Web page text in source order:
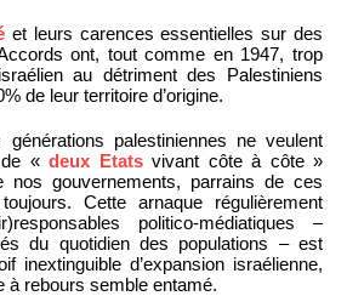
et leurs carences essentielles sur des
ont, tout comme en 1947, trop
au détriment des Palestiniens
de leur territoire d’origine.
palestiniennes ne veulent
de «deux Etatsvivant côte à côte »
nos gouvernements, parrains de ces
Cette arnaque régulièrement
politico-médiatiques –
du quotidien des populations – est
inextinguible d’expansion israélienne,
à rebours semble entamé.